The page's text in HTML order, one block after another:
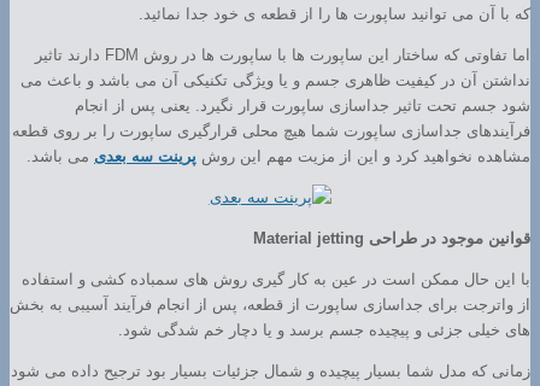
که با آن می توانید ساپورت ها را از قطعه ی خود جدا نمائید.
اما تفاوتی که ساختار این ساپورت ها با ساپورت ها در روش FDM دارند تاثیر
نداشتن آن در کیفیت ظاهری جسم و یا ویژگی تکنیکی آن می باشد و باعث می
شود جسم تحت تاثیر جداسازی ساپورت قرار نگیرد. یعنی پس از انجام
فرآیندهای جداسازی ساپورت شما هیچ محلی قرارگیری ساپورت را بر روی قطعه
مشاهده نخواهید کرد و این از مزیت مهم این روش پرینت سه بعدی می باشد.
قوانین موجود در طراحی Material jetting
با این حال ممکن است در عین به کار گیری روش های سمباده کشی و استفاده
از واترجت برای جداسازی ساپورت از قطعه، پس از انجام فرآیند آسیبی به بخش
های خیلی جزئی و پیچیده جسم برسد و یا دچار خم شدگی شود.
زمانی که مدل شما بسیار پیچیده و شمال جزئیات بسیار بود ترجیح داده می شود